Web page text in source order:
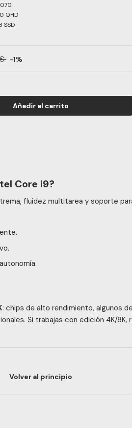
QHD
SSD
-1%
Añadir al carrito
Core i9?
fluidez multitarea y soporte
: chips de alto rendimiento, algunos
Si trabajas con edición 4K/
Volver al principio